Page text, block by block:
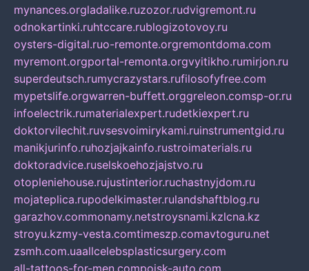
mynances.orgladalike.ruzozor.rudvigremont.ru
odnokartinki.ruhtccare.rublogizotovoy.ru
oysters-digital.ruo-remonte.orgremontdoma.com
myremont.orgportal-remonta.orgvyitikho.rumirjon.ru
superdeutsch.rumycrazystars.rufilosofyfree.com
mypetslife.orgwarren-buffett.orggreleon.comsp-or.ru
infoelectrik.rumaterialexpert.rudetkiexpert.ru
doktorvilechit.ruvsesvoimirykami.ruinstrumentgid.ru
manikjurinfo.ruhozjajkainfo.rustroimaterials.ru
doktoradvice.ruselskoehozjajstvo.ru
otopleniehouse.rujustinterior.ruchastnyjdom.ru
mojateplica.rupodelkimaster.rulandshaftblog.ru
garazhov.commonamy.netstroysnami.kzlcna.kz
stroyu.kzmy-vesta.comtimeszp.comavtoguru.net
zsmh.com.uaallcelebsplasticsurgery.com
all-tattoos-for-men.compoisk-auto.com